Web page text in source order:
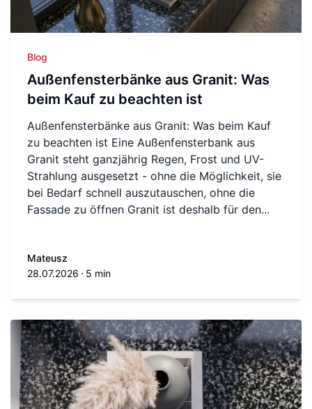
Blog
Außenfensterbänke aus Granit: Was
beim Kauf zu beachten ist
Außenfensterbänke aus Granit: Was beim Kauf
zu beachten ist Eine Außenfensterbank aus
Granit steht ganzjährig Regen, Frost und UV-
Strahlung ausgesetzt - ohne die Möglichkeit, sie
bei Bedarf schnell auszutauschen, ohne die
Fassade zu öffnen Granit ist deshalb für den...
Mateusz
28.07.2026
5 min